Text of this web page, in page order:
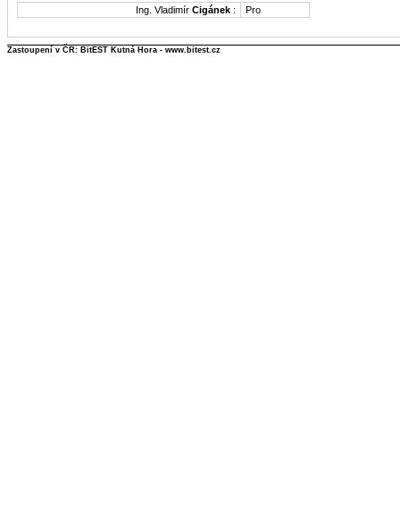
Ing. Vladimír Cigánek : Pro
Zastoupení v ČR: BitEST Kutná Hora - www.bitest.cz